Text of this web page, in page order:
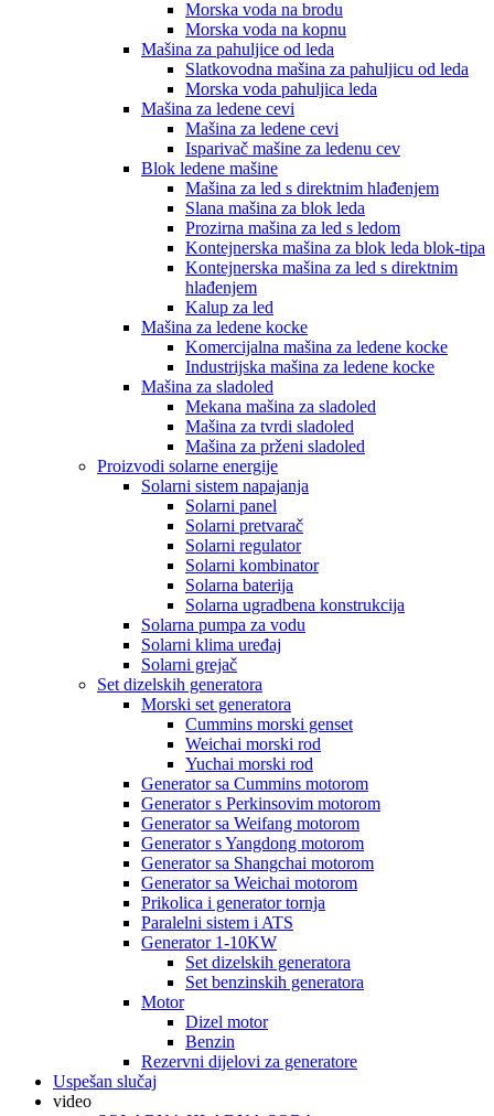
Morska voda na brodu
Morska voda na kopnu
Mašina za pahuljice od leda
Slatkovodna mašina za pahuljicu od leda
Morska voda pahuljica leda
Mašina za ledene cevi
Mašina za ledene cevi
Isparivač mašine za ledenu cev
Blok ledene mašine
Mašina za led s direktnim hlađenjem
Slana mašina za blok leda
Prozirna mašina za led s ledom
Kontejnerska mašina za blok leda blok-tipa
Kontejnerska mašina za led s direktnim
hlađenjem
Kalup za led
Mašina za ledene kocke
Komercijalna mašina za ledene kocke
Industrijska mašina za ledene kocke
Mašina za sladoled
Mekana mašina za sladoled
Mašina za tvrdi sladoled
Mašina za prženi sladoled
Proizvodi solarne energije
Solarni sistem napajanja
Solarni panel
Solarni pretvarač
Solarni regulator
Solarni kombinator
Solarna baterija
Solarna ugradbena konstrukcija
Solarna pumpa za vodu
Solarni klima uređaj
Solarni grejač
Set dizelskih generatora
Morski set generatora
Cummins morski genset
Weichai morski rod
Yuchai morski rod
Generator sa Cummins motorom
Generator s Perkinsovim motorom
Generator sa Weifang motorom
Generator s Yangdong motorom
Generator sa Shangchai motorom
Generator sa Weichai motorom
Prikolica i generator tornja
Paralelni sistem i ATS
Generator 1-10KW
Set dizelskih generatora
Set benzinskih generatora
Motor
Dizel motor
Benzin
Rezervni dijelovi za generatore
Uspešan slučaj
video